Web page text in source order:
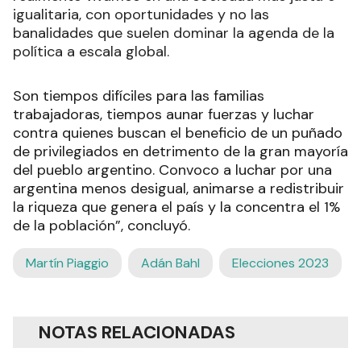
igualitaria, con oportunidades y no las
banalidades que suelen dominar la agenda de la
política a escala global.
Son tiempos difíciles para las familias
trabajadoras, tiempos aunar fuerzas y luchar
contra quienes buscan el beneficio de un puñado
de privilegiados en detrimento de la gran mayoría
del pueblo argentino. Convoco a luchar por una
argentina menos desigual, animarse a redistribuir
la riqueza que genera el país y la concentra el 1%
de la población”, concluyó.
Martín Piaggio Adán Bahl Elecciones 2023
NOTAS RELACIONADAS